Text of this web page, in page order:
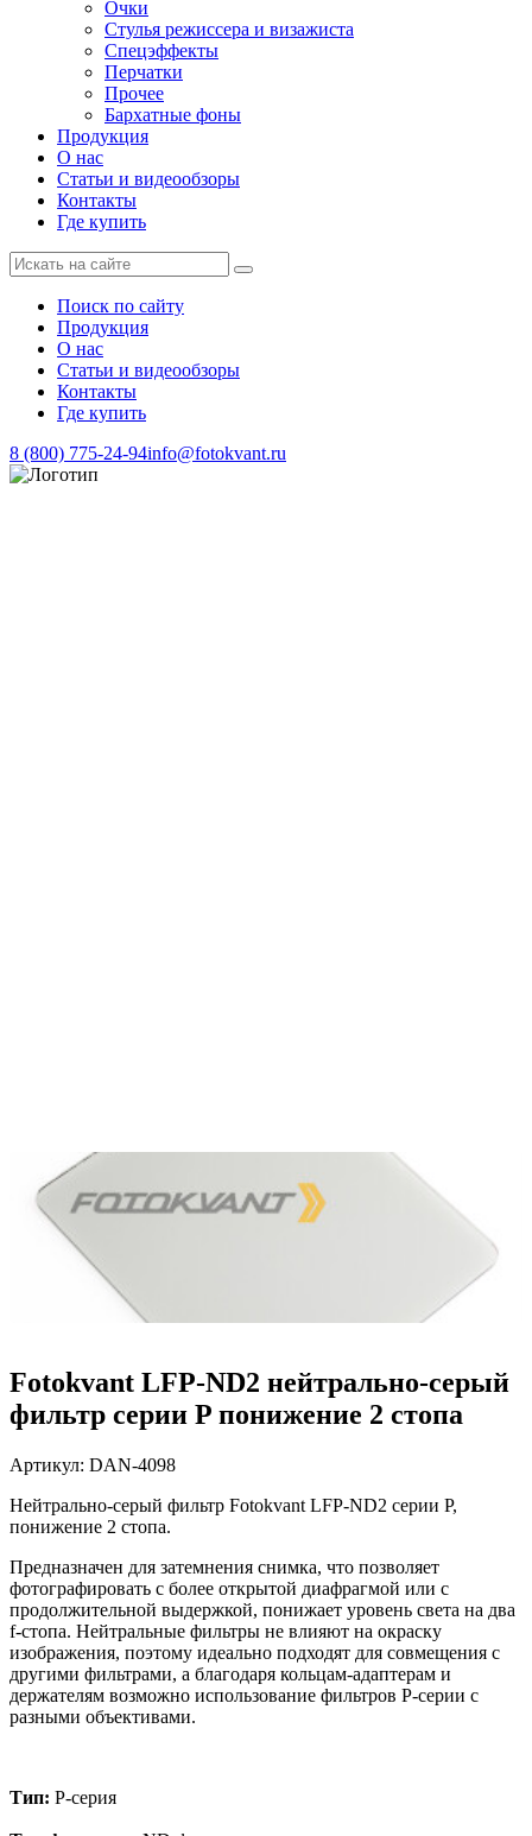
Очки
Стулья режиссера и визажиста
Спецэффекты
Перчатки
Прочее
Бархатные фоны
Продукция
О нас
Статьи и видеообзоры
Контакты
Где купить
Поиск по сайту
Продукция
О нас
Статьи и видеообзоры
Контакты
Где купить
8 (800) 775-24-94info@fotokvant.ru
Fotokvant LFP-ND2 нейтрально-серый
фильтр серии P понижение 2 стопа
Артикул: DAN-4098
Нейтрально-серый фильтр Fotokvant LFP-ND2 серии P,
понижение 2 стопа.
Предназначен для затемнения снимка, что позволяет
фотографировать с более открытой диафрагмой или с
продолжительной выдержкой, понижает уровень света на два
f-стопа. Нейтральные фильтры не влияют на окраску
изображения, поэтому идеально подходят для совмещения с
другими фильтрами, а благодаря кольцам-адаптерам и
держателям возможно использование фильтров P-серии с
разными объективами.
Тип: P-серия